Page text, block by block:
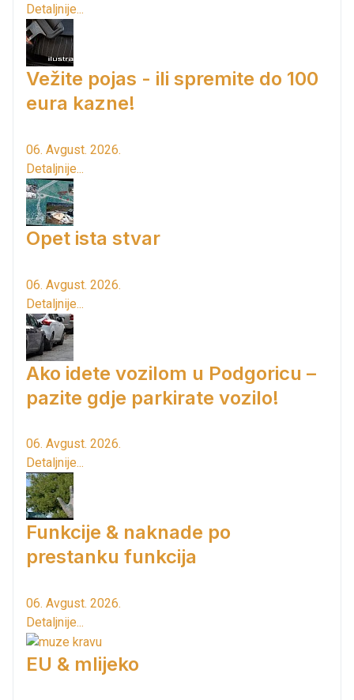
Detaljnije...
Vežite pojas - ili spremite do 100
eura kazne!
06. Avgust. 2026.
Detaljnije...
Opet ista stvar
06. Avgust. 2026.
Detaljnije...
Ako idete vozilom u Podgoricu –
pazite gdje parkirate vozilo!
06. Avgust. 2026.
Detaljnije...
Funkcije & naknade po
prestanku funkcija
06. Avgust. 2026.
Detaljnije...
EU & mlijeko